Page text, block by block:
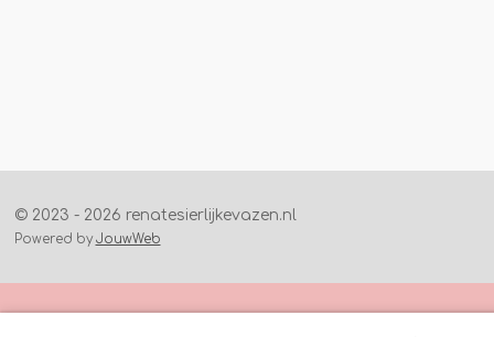
© 2023 - 2026 renatesierlijkevazen.nl
Powered byJouwWeb